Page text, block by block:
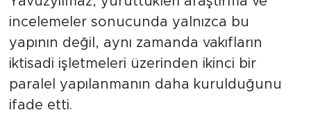
incelemeler sonucunda yalnızca bu
yapının değil, aynı zamanda vakıfların
iktisadi işletmeleri üzerinden ikinci bir
paralel yapılanmanın daha kurulduğunu
ifade etti.
SOSYAL MEDYA